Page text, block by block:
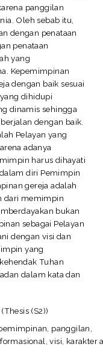
panggilan
Oleh sebab itu,
dengan penataan
penataan
yang
Kepemimpinan
dengan baik sesuai
dihidupi
dinamis sehingga
dengan baik.
Pelayan yang
adanya
harus dihayati
diri Pemimpin
gereja adalah
dari memimpin
bukan
sebagai Pelayan
dengan visi dan
yang
Tuhan
dalam kata dan
(S2))
panggilan,
visi, karakter